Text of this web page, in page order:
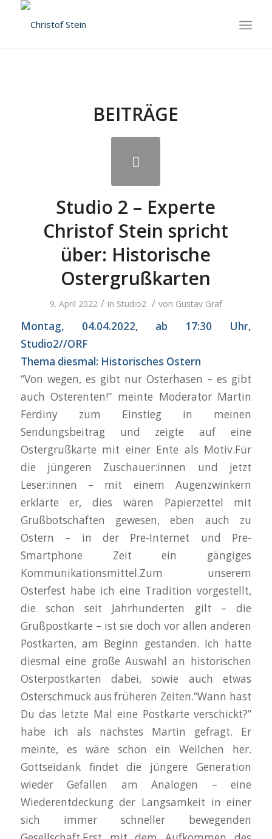
BEITRÄGE
Studio 2 – Experte
Christof Stein spricht
über: Historische
Ostergrußkarten
9. April 2022 / in Studio2 / von Gustav Graf
Montag, 04.04.2022, ab 17:30 Uhr,
Studio2//ORF
Thema diesmal: Historisches Ostern
“Von wegen, es gibt nur Osterhasen – es gibt
auch Osterenten!” meinte Moderator Martin
Ferdiny zum Einstieg in meinen
Sendungsbeitrag und zeigte auf eine
Ostergrußkarte mit einer Ente als Motiv.Für
die jüngeren Zuschauer:innen und jetzt
Leser:innen – mit einem Augenzwinkern
erklärte er, dies wären Papierzettel mit
Grußbotschaften gewesen, eben auch zu
Ostern – in der Pre-Internet und Pre-
Smartphone Zeit ein gängiges
Kommunikationsmittel.Zum unserem
Osterfest habe ich eine Tradition vorgestellt,
die schon seit Jahrhunderten gilt – die
Grußpostkarte – ist sie doch vor allen anderen
Postkarten, am Beginn gestanden. Ich hatte
diesmal eine große Auswahl an historischen
Osterpostkarten dabei, sowie auch etwas
Osterschmuck aus früheren Zeiten.“Wann hast
Du das letzte Mal eine Postkarte verschickt?”
habe ich als nächstes Martin gefragt. Er
meinte, es wäre schon ein Weilchen her.
Gottseidank findet die jüngere Generation
wieder Gefallen am Analogen – eine
Wiederentdeckung der Langsamkeit in einer
sich immer schneller bewegenden